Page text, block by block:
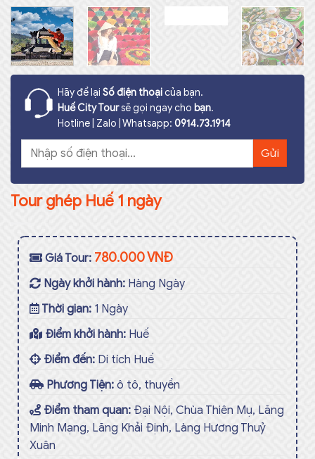
Hãy để lại Số điện thoại của bạn.
Huế City Toursẽ gọi ngay cho bạn.
Hotline | Zalo | Whatsapp: 0914.73.1914
Tour ghép Huế 1 ngày
Giá Tour: 780.000 VNĐ
Ngày khởi hành: Hàng Ngày
Thời gian: 1 Ngày
Điểm khởi hành: Huế
Điểm đến: Di tích Huế
Phương Tiện: ô tô, thuyền
Điểm tham quan: Đại Nội, Chùa Thiên Mụ, Lăng
Minh Mạng, Lăng Khải Định, Làng Hương Thuỷ
Xuân